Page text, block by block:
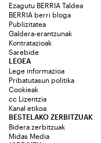
Ezagutu BERRIA Taldea
BERRIA berri bloga
Publizitatea
Galdera-erantzunak
Kontratazioak
Sarebide
LEGEA
Lege informazioa
Pribatutasun politika
Cookieak
cc Lizentzia
Kanal etikoa
BESTELAKO ZERBITZUAK
Bidera zerbitzuak
Midas Media